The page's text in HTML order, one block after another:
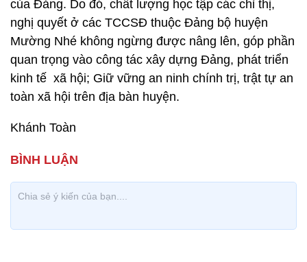
của Đảng. Do đó, chất lượng học tập các chỉ thị,
nghị quyết ở các TCCSĐ thuộc Đảng bộ huyện
Mường Nhé không ngừng được nâng lên, góp phần
quan trọng vào công tác xây dựng Đảng, phát triển
kinh tế xã hội; Giữ vững an ninh chính trị, trật tự an
toàn xã hội trên địa bàn huyện.
Khánh Toàn